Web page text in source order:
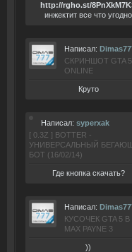
http://rgho.st/8P
инжектит все что угодно
Написал:
СКРИНШОТ GTA 5
ONLINE
Круто
Написал: syperxak
[ 0.3Z ] BOTTER -
УНИВЕРСАЛЬНЫЙ
БОТ (16/02/14)
Где кнопка скачать?
Написал:
КУСОЧЕК GTA 5 В
MAX PAYNE 3
))